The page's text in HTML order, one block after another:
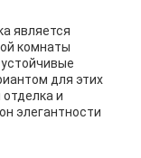
является
комнаты
для этих
и
элегантности